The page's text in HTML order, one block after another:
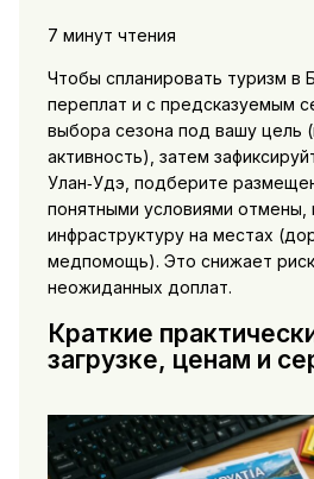
7 минут чтения
Чтобы спланировать туризм в
переплат и с предсказуемым
выбора сезона под вашу цель
активность), затем
Улан‑Удэ, подберите
понятными условиями отмены,
инфраструктуру на местах
медпомощь). Это снижает
неожиданных доплат.
Краткие
загрузке, ценам и